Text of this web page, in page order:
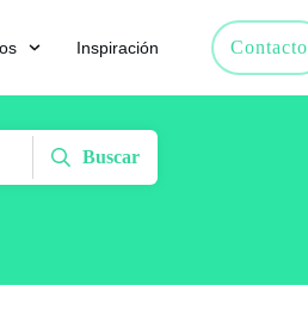
Inspiración Contacto
Buscar